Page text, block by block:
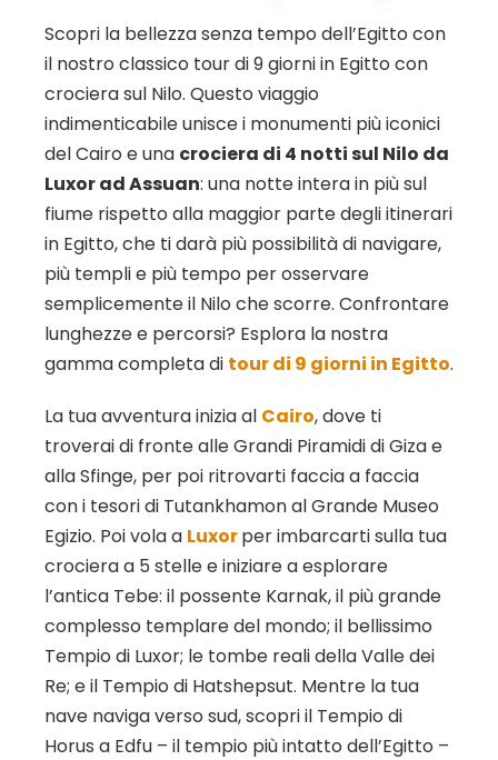
Scopri la bellezza senza tempo dell’Egitto con
il nostro classico tour di 9 giorni in Egitto con
crociera sul Nilo. Questo viaggio
indimenticabile unisce i monumenti più iconici
del Cairo e una crociera di 4 notti sul Nilo da
Luxor ad Assuan: una notte intera in più sul
fiume rispetto alla maggior parte degli itinerari
in Egitto, che ti darà più possibilità di navigare,
più templi e più tempo per osservare
semplicemente il Nilo che scorre. Confrontare
lunghezze e percorsi? Esplora la nostra
gamma completa di tour di 9 giorni in Egitto.
La tua avventura inizia al Cairo, dove ti
troverai di fronte alle Grandi Piramidi di Giza e
alla Sfinge, per poi ritrovarti faccia a faccia
con i tesori di Tutankhamon al Grande Museo
Egizio. Poi vola a Luxorper imbarcarti sulla tua
crociera a 5 stelle e iniziare a esplorare
l’antica Tebe: il possente Karnak, il più grande
complesso templare del mondo; il bellissimo
Tempio di Luxor; le tombe reali della Valle dei
Re; e il Tempio di Hatshepsut. Mentre la tua
nave naviga verso sud, scopri il Tempio di
Horus a Edfu – il tempio più intatto dell’Egitto –